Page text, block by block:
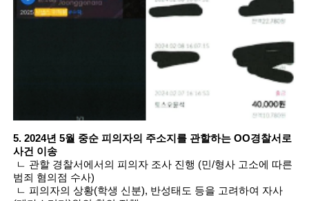
5. 2024년 5월 중순 피의자의 주소지를 관할하는 OO경찰서로
사건 이송
ㄴ 관할 경찰서에서의 피의자 조사 진행 (민/형사 고소에 따른
범죄 혐의점 수사)
ㄴ 피의자의 상황(학생 신분), 반성태도 등을 고려하여 자사